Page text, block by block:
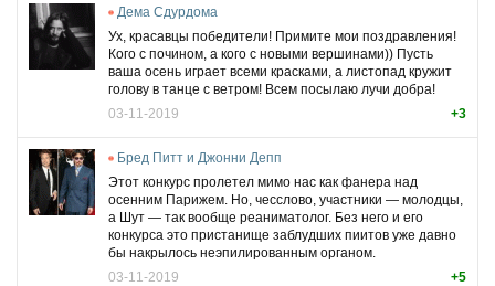
Дема Сдурдома
Ух, красавцы победители! Примите мои поздравления!
Кого с почином, а кого с новыми вершинами)) Пусть
ваша осень играет всеми красками, а листопад кружит
голову в танце с ветром! Всем посылаю лучи добра!
+3
03-11-2019
Бред Питт и Джонни Депп
Этот конкурс пролетел мимо нас как фанера над
осенним Парижем. Но, чесслово, участники — молодцы,
а Шут — так вообще реаниматолог. Без него и его
конкурса это пристанище заблудших пиитов уже давно
бы накрылось неэпилированным органом.
+5
03-11-2019